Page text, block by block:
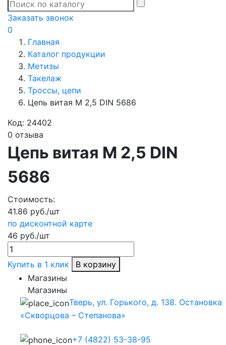
Заказать звонок
0
Главная
Каталог продукции
Метизы
Такелаж
Троссы, цепи
Цепь витая М 2,5 DIN 5686
Код: 24402
0 отзыва
Цепь витая М 2,5 DIN
5686
Стоимость:
41.86 руб./шт
по дисконтной карте
46 руб./шт
Купить в 1 клик
В корзину
Магазины
Магазины
Тверь, ул. Горького, д. 138. Остановка
«Скворцова – Степанова»
+7 (4822) 53-38-95